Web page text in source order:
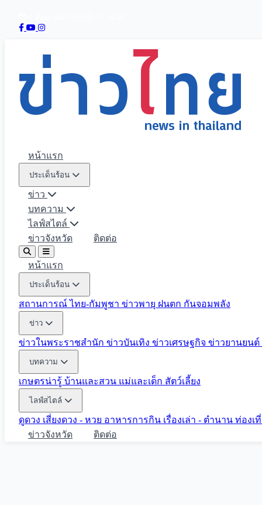
หน้าแรก
ประเด็นร้อน
ข่าว
บทความ
ไลฟ์สไตล์
ข่าวจังหวัด
ติดต่อ
หน้าแรก
ประเด็นร้อน
สถานการณ์ ไทย-กัมพูชา ข่าวพายุ ฝนตก กันจอมพลัง
ข่าว
ข่าวในพระราชสำนัก ข่าวบันเทิง ข่าวเศรษฐกิจ ข่าวยานยนต์
บทความ
เกษตรน่ารู้ บ้านและสวน แม่และเด็ก สัตว์เลี้ยง
ไลฟ์สไตล์
ดูดวง เสี่ยงดวง - หวย อาหารการกิน เรื่องเล่า - ตำนาน ท่องเ
ข่าวจังหวัด
ติดต่อ